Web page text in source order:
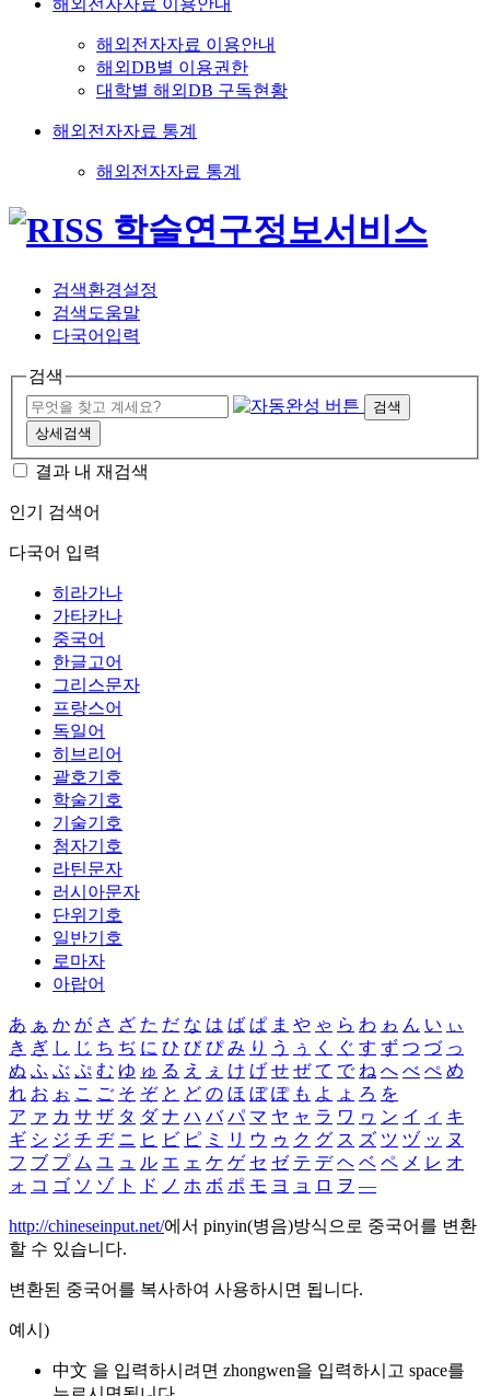
해외전자자료 이용안내
해외전자자료 이용안내
해외DB별 이용권한
대학별 해외DB 구독현황
해외전자자료 통계
해외전자자료 통계
검색환경설정
검색도움말
다국어입력
검색
검색
상세검색
결과 내 재검색
인기 검색어
다국어 입력
히라가나
가타카나
중국어
한글고어
그리스문자
프랑스어
독일어
히브리어
괄호기호
학술기호
기술기호
첨자기호
라틴문자
러시아문자
단위기호
일반기호
로마자
아랍어
あ ぁ か が さ ざ た だ な は ば ぱ ま や ゃ ら わ ゎ ん い ぃ
き ぎ し じ ち ぢ に ひ び ぴ み り う ぅ く ぐ す ず つ づ っ
ぬ ふ ぶ ぷ む ゆ ゅ る え ぇ け げ せ ぜ て で ね へ べ ぺ め
れ お ぉ こ ご そ ぞ と ど の ほ ぼ ぽ も よ ょ ろ を
ア ァ カ サ ザ タ ダ ナ ハ バ パ マ ヤ ャ ラ ワ ヮ ン イ ィ キ
ギ シ ジ チ ヂ ニ ヒ ビ ピ ミ リ ウ ゥ ク グ ス ズ ツ ヅ ッ ヌ
フ ブ プ ム ユ ュ ル エ ェ ケ ゲ セ ゼ テ デ ヘ ベ ペ メ レ オ
ォ コ ゴ ソ ゾ ト ド ノ ホ ボ ポ モ ヨ ョ ロ ヲ ―
http://chineseinput.net/에서 pinyin(병음)방식으로 중국어를 변환
할 수 있습니다.
변환된 중국어를 복사하여 사용하시면 됩니다.
예시)
中文 을 입력하시려면 zhongwen을 입력하시고 space를